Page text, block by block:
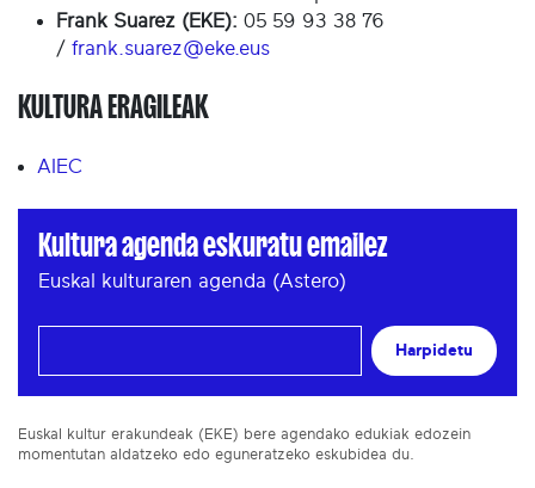
Frank Suarez (EKE): 05 59 93 38 76
/ frank.suarez@eke.eus
KULTURA ERAGILEAK
AIEC
Kultura agenda eskuratu emailez
Euskal kulturaren agenda (Astero)
Harpidetu
Euskal kultur erakundeak (EKE) bere agendako edukiak edozein
momentutan aldatzeko edo eguneratzeko eskubidea du.